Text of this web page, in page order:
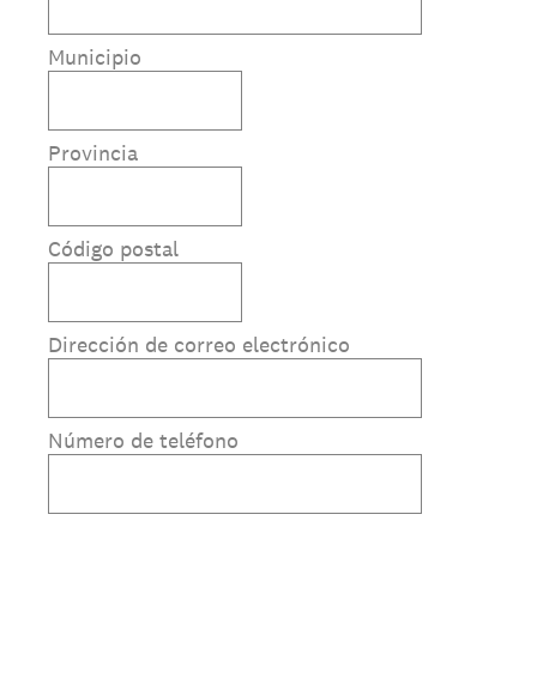
Municipio
Provincia
Código postal
Dirección de correo electrónico
Número de teléfono